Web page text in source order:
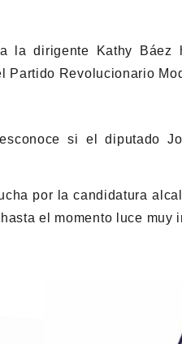
la dirigente Kathy Báez
Partido Revolucionario
si el diputado
por la candidatura
el momento luce muy